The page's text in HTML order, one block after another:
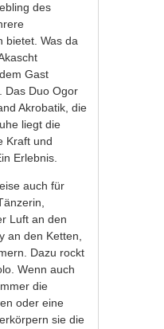
des
bietet. Was da
Gast
Das Duo Ogor
Akrobatik, die
liegt die
Kraft und
Erlebnis.
auch für
Luft an den
an den Ketten,
Dazu rockt
Wenn auch
die
oder eine
sie die